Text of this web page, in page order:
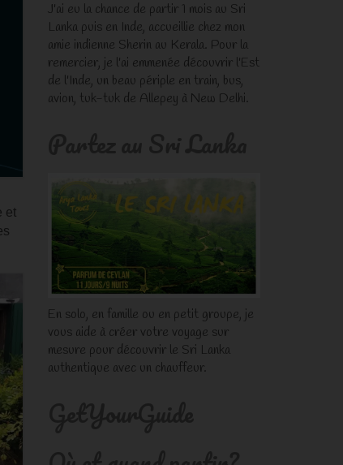
et
J'ai eu la chance de partir 1 mois au Sri
Lanka puis en Inde, accueillie chez mon
amie indienne Sherin au Kerala. Pour la
remercier, je l'ai emmenée découvrir l'Est
de l'Inde, un beau périple en train, bus,
avion, tuk-tuk de Allepey à New Delhi.
En solo, en famille ou en petit groupe, je
vous aide à créer votre voyage sur
mesure pour découvrir le Sri Lanka
authentique avec un chauffeur.